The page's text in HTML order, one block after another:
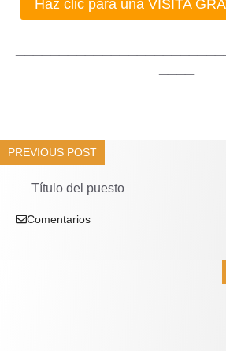
Haz clic para una VISITA
PREVIOUS POST
Título del puesto
Comentarios